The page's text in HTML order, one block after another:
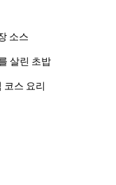
소스
살린 초밥
코스 요리